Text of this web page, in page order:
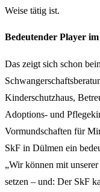
Weise tätig ist.
Bedeutender Player
Das zeigt sich schon
Kinderschutzhaus,
Adoptions- und
Vormundschaften für
SkF in Dülmen ein
„Wir können mit
setzen – und: Der SkF